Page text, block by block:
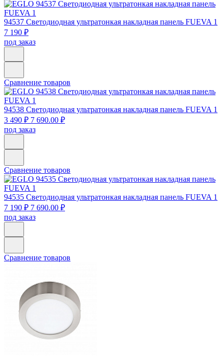
94537 Светодиодная ультратонкая накладная панель FUEVA 1
7 190 ₽
под заказ
Сравнение товаров
94538 Светодиодная ультратонкая накладная панель FUEVA 1
3 490 ₽ 7 690.00 ₽
под заказ
Сравнение товаров
94535 Светодиодная ультратонкая накладная панель FUEVA 1
7 190 ₽ 7 690.00 ₽
под заказ
Сравнение товаров